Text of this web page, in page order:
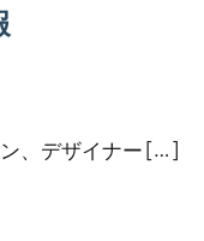
、デザイナー […]